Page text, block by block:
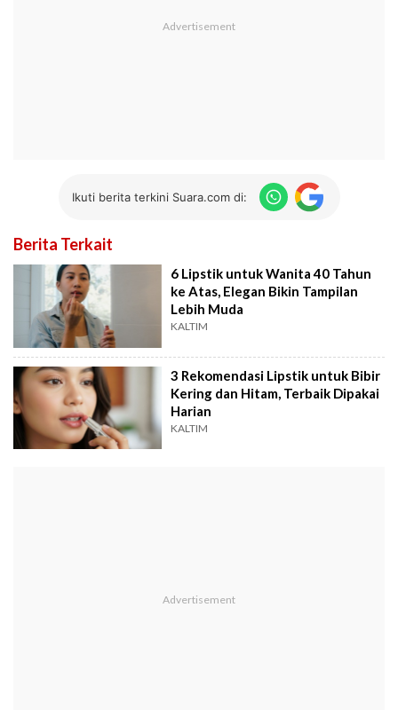
Ikuti berita terkini Suara.com di:
Berita Terkait
6 Lipstik untuk Wanita 40 Tahun
ke Atas, Elegan Bikin Tampilan
Lebih Muda
KALTIM
3 Rekomendasi Lipstik untuk Bibir
Kering dan Hitam, Terbaik Dipakai
Harian
KALTIM